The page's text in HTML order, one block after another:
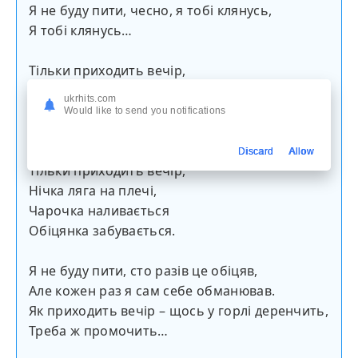
Я не буду пити, чесно, я тобі клянусь,
Я тобі клянусь…
Тільки приходить вечір,
Нічка ляга на плечі,
Чарочка наливається
Тільки приходить вечір,
Нічка ляга на плечі,
Чарочка наливається
Обіцянка забувається.
Я не буду пити, сто разів це обіцяв,
Але кожен раз я сам себе обманював.
Як приходить вечір – щось у горлі деренчить,
Треба ж промочить…
ukrhits.com
Would like to send you notifications
Discard Allow